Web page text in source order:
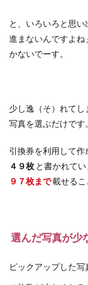
と、いろいろと思
進まないんですよね
かないでーす。
少し逸（そ）れて
写真を選ぶだけです。
引換券を利用して作
４９枚 と書かれて
９７枚まで載せるこ
選んだ写真が少
ピックアップした写